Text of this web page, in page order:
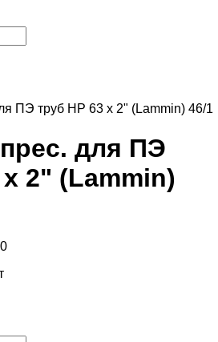
ПЭ труб НР 63 x 2" (Lammin) 46/1
для ПЭ
2" (Lammin)